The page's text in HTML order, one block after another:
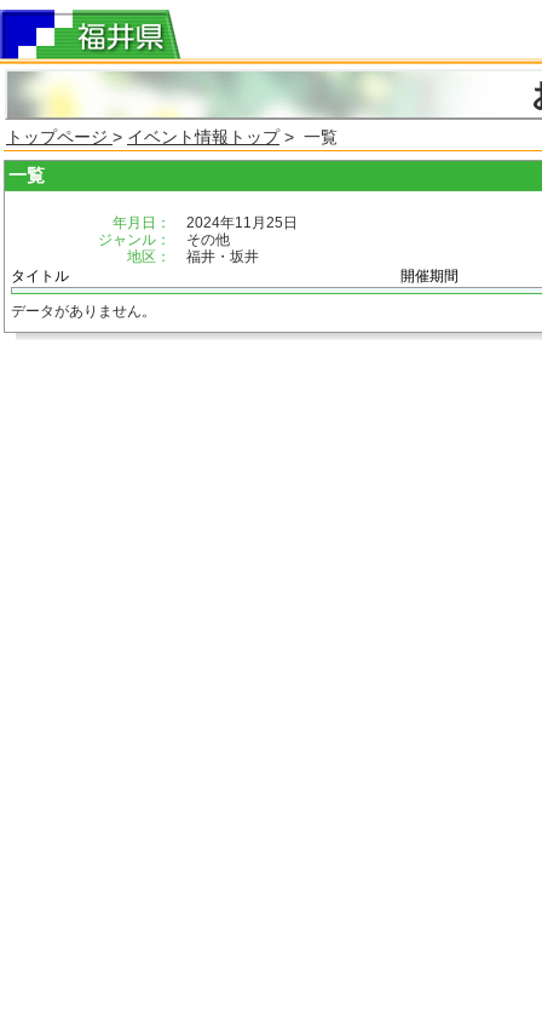
トップページ > イベント情報トップ> 一覧
一覧
年月日：
2024年11月25日
ジャンル：
その他
地区：
福井・坂井
タイトル
開催期間
データがありません。